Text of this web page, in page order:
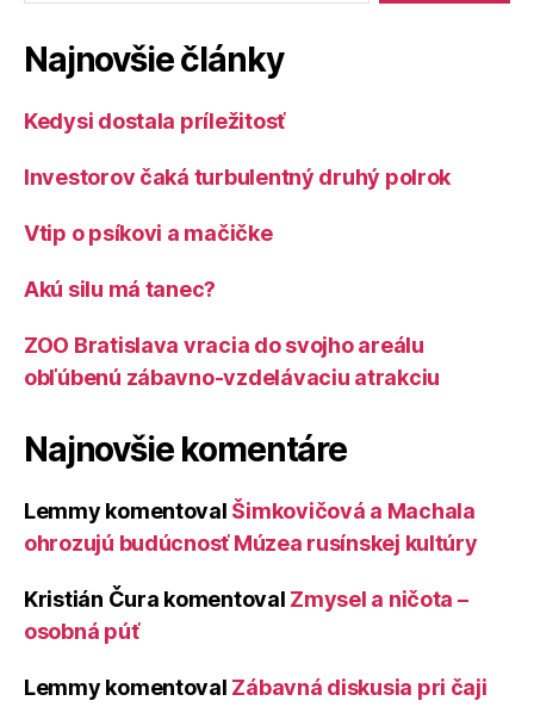
Najnovšie články
Kedysi dostala príležitosť
Investorov čaká turbulentný druhý polrok
Vtip o psíkovi a mačičke
Akú silu má tanec?
ZOO Bratislava vracia do svojho areálu
obľúbenú zábavno-vzdelávaciu atrakciu
Najnovšie komentáre
Lemmy komentoval Šimkovičová a Machala
ohrozujú budúcnosť Múzea rusínskej kultúry
Kristián Čura komentoval Zmysel a ničota –
osobná púť
Lemmy komentoval Zábavná diskusia pri čaji